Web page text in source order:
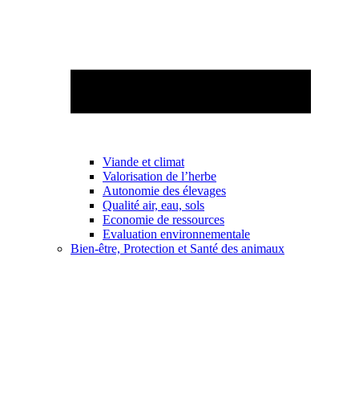
Viande et climat
Valorisation de l’herbe
Autonomie des élevages
Qualité air, eau, sols
Economie de ressources
Evaluation environnementale
Bien-être, Protection et Santé des animaux